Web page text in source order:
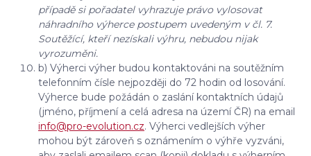
případě si pořadatel vyhrazuje právo vylosovat
náhradního výherce postupem uvedeným v čl. 7.
Soutěžící, kteří nezískali výhru, nebudou nijak
vyrozuměni.
b) Výherci výher budou kontaktováni na soutěžním
telefonním čísle nejpozději do 72 hodin od losování.
Výherce bude požádán o zaslání kontaktních údajů
(jméno, příjmení a celá adresa na území ČR) na email
info@pro-evolution.cz. Výherci vedlejších výher
mohou být zároveň s oznámením o výhře vyzváni,